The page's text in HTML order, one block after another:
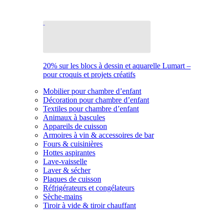
20% sur les blocs à dessin et aquarelle Lumart –
pour croquis et projets créatifs
Mobilier pour chambre d’enfant
Décoration pour chambre d’enfant
Textiles pour chambre d’enfant
Animaux à bascules
Appareils de cuisson
Armoires à vin & accessoires de bar
Fours & cuisinières
Hottes aspirantes
Lave-vaisselle
Laver & sécher
Plaques de cuisson
Réfrigérateurs et congélateurs
Sèche-mains
Tiroir à vide & tiroir chauffant